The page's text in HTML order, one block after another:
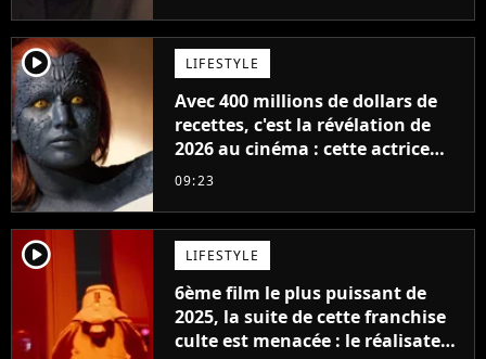
player2 LIFESTYLE
Avec 400 millions de dollars de
recettes, c'est la révélation de
2026 au cinéma : cette actrice
adorée prête à remplacer
09:23
player2 LIFESTYLE
6ème film le plus puissant de
2025, la suite de cette franchise
culte est menacée : le réalisateur